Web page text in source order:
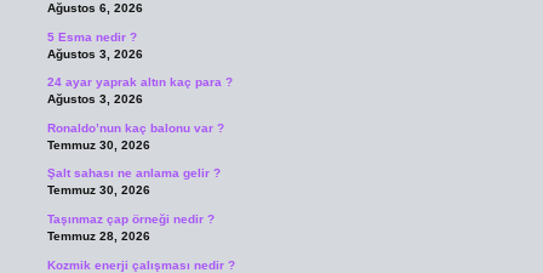
Ağustos 6, 2026
5 Esma nedir ?
Ağustos 3, 2026
24 ayar yaprak altın kaç para ?
Ağustos 3, 2026
Ronaldo’nun kaç balonu var ?
Temmuz 30, 2026
Şalt sahası ne anlama gelir ?
Temmuz 30, 2026
Taşınmaz çap örneği nedir ?
Temmuz 28, 2026
Kozmik enerji çalışması nedir ?